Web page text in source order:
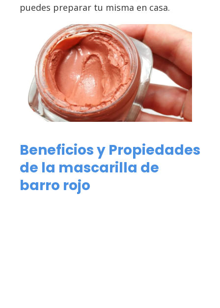
puedes preparar tu misma en casa.
Beneficios y Propiedades
de la mascarilla de
barro rojo